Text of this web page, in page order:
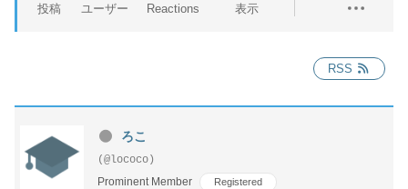
投稿 ユーザー Reactions 表示
RSS
ろこ
(@lococo)
Prominent Member
Registered